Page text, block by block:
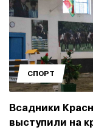
СПОРТ
Всадники
выступили на